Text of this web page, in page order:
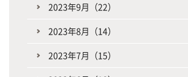
2023年9月（22）
2023年8月（14）
2023年7月（15）